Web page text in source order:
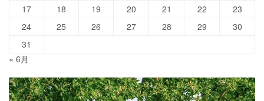
17
18 19 20 21 22
23
24
25 26 27 28 29
30
31
« 6月